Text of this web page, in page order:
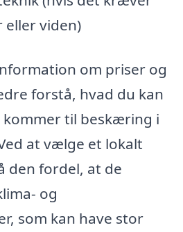
viden)
om priser og
forstå, hvad du kan
til beskæring i
at vælge et lokalt
den fordel, at de
og
som kan have stor